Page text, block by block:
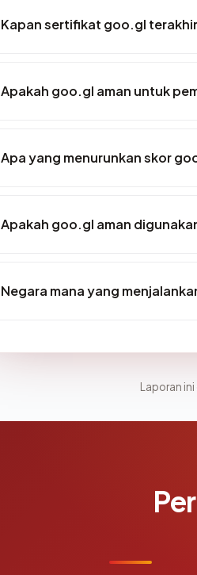
Kapan sertifikat goo.gl
Apakah goo.gl aman untuk
Apa yang menurunkan skor
Apakah goo.gl aman
Negara mana yang
Laporan